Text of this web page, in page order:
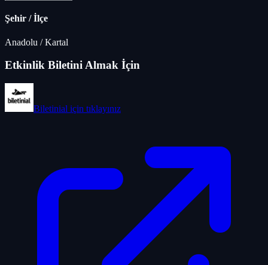
Şehir / İlçe
Anadolu /Kartal
Etkinlik Biletini Almak İçin
Biletinial için tıklayınız